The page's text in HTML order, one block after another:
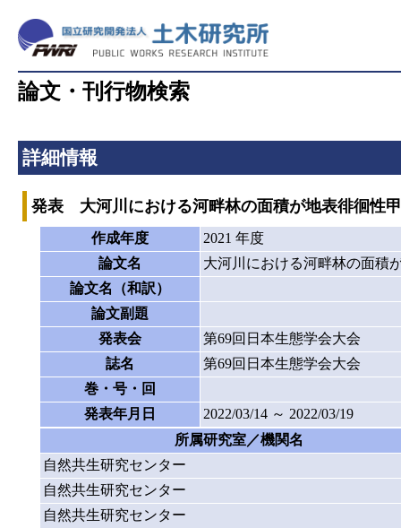
論文・刊行物検索
詳細情報
発表 大河川における河畔林の面積が地表徘徊性
作成年度
2021 年度
論文名
大河川における河畔林の面積
論文名（和訳）
論文副題
発表会
第69回日本生態学会大会
誌名
第69回日本生態学会大会
巻・号・回
発表年月日
2022/03/14 ～ 2022/03/19
所属研究室／機関名
自然共生研究センター
自然共生研究センター
自然共生研究センター